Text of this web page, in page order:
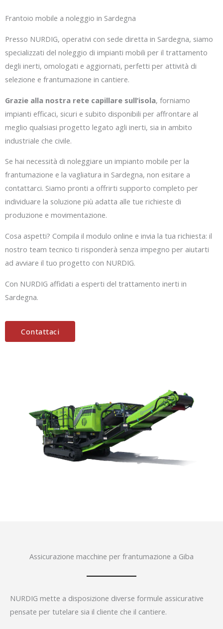
Frantoio mobile a noleggio in Sardegna
Presso NURDIG, operativi con sede diretta in Sardegna, siamo
specializzati del noleggio di impianti mobili per il trattamento
degli inerti, omologati e aggiornati, perfetti per attività di
selezione e frantumazione in cantiere.
Grazie alla nostra rete capillare sull’isola, forniamo
impianti efficaci, sicuri e subito disponibili per affrontare al
meglio qualsiasi progetto legato agli inerti, sia in ambito
industriale che civile.
Se hai necessità di noleggiare un impianto mobile per la
frantumazione e la vagliatura in Sardegna, non esitare a
contattarci. Siamo pronti a offrirti supporto completo per
individuare la soluzione più adatta alle tue richieste di
produzione e movimentazione.
Cosa aspetti? Compila il modulo online e invia la tua richiesta: il
nostro team tecnico ti risponderà senza impegno per aiutarti
ad avviare il tuo progetto con NURDIG.
Con NURDIG affidati a esperti del trattamento inerti in
Sardegna.
Contattaci
Assicurazione macchine per frantumazione a Giba
NURDIG mette a disposizione diverse formule assicurative
pensate per tutelare sia il cliente che il cantiere.